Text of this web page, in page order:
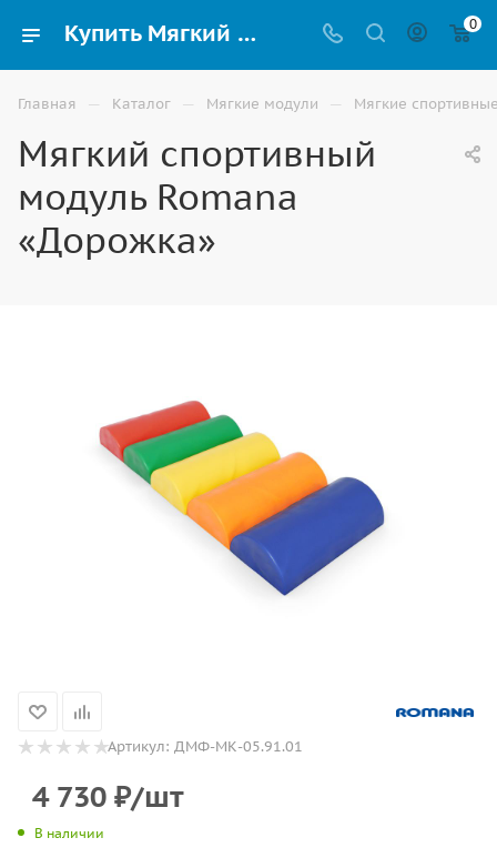
Купить Мягкий спортивный модуль Romana «Дорожка» по низким ценам в Москве 0
Главная — Каталог — Мягкие модули — Мягкие
Мягкий спортивный
модуль Romana
«Дорожка»
Артикул: ДМФ-МК-05.91.01
4 730 ₽/шт
В наличии